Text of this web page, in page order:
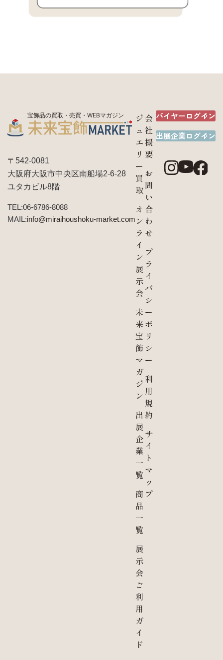
宝飾品の買取・売買・WEBマガジン
〒542-0081
大阪府大阪市中央区南船場2-6-28
ユタカビル8階
TEL:06-6786-8088
MAIL:info@miraihoushoku-market.com
ジ
ュ
エ
リ
ー
買
取
オ
ン
ラ
イ
ン
展
示
会
未
来
宝
飾
マ
ガ
ジ
ン
出
展
企
業
一
覧
商
品
一
覧
展
示
会
ご
利
用
ガ
イ
ド
会
社
概
要
お
問
い
合
わ
せ
プ
ラ
イ
バ
シ
ー
ポ
リ
シ
ー
利
用
規
約
サ
イ
ト
マ
ッ
プ
バイヤーログイン
出展企業ログイン